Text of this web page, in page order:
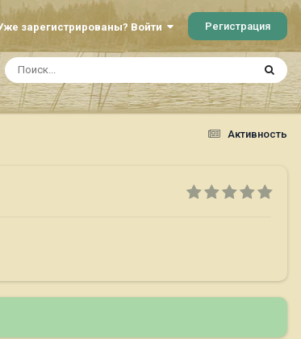
зарегистрированы? Войти Регистрация
Активность